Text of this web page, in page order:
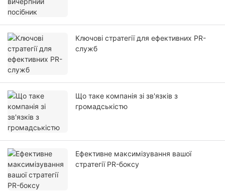
Ключові стратегії для ефективних PR-
служб
Що таке компанія зі зв'язків з
громадськістю
Ефективне максимізування вашої
стратегії PR-боксу